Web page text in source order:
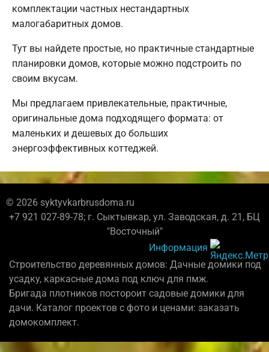
комплектации частных нестандартных
малогабаритных домов.
Тут вы найдете простые, но практичные стандартные
планировки домов, которые можно подстроить по
своим вкусам.
Мы предлагаем привлекательные, практичные,
оригинальные дома подходящего формата: от
маленьких и дешевых до больших
энергоэффективных коттеджей.
© 2026 syktyvkarbrusdoma.ru
+7 921 027-89-78; г. Сыктывкар, ул. Заводская, д. 21, БЦ
"Восточный"
Информация
Строительство деревянных домов: Дачные домики под
усадку, каркасные дома под ключ для пмж.
Бригада плотников постороит садовые домики для
дачи. Каталог проектов с фото и ценами: заказать
домокомплект.